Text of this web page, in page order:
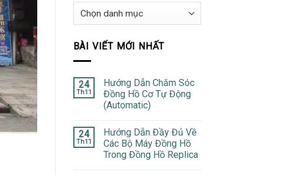
Danh
BÀI VIẾT MỚI NHẤT
24
Th11
Hướng Dẫn Chăm Sóc
Đồng Hồ Cơ Tự Động
(Automatic)
24
Th11
Hướng Dẫn Đầy Đủ Về
Các Bộ Máy Đồng Hồ
Trong Đồng Hồ Replica